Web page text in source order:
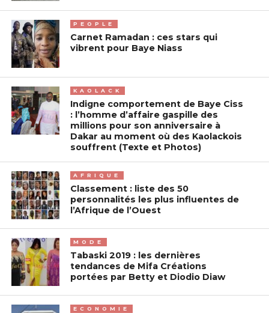
PEOPLE
Carnet Ramadan : ces stars qui
vibrent pour Baye Niass
KAOLACK
Indigne comportement de Baye Ciss
: l’homme d’affaire gaspille des
millions pour son anniversaire à
Dakar au moment où des Kaolackois
souffrent (Texte et Photos)
AFRIQUE
Classement : liste des 50
personnalités les plus influentes de
l’Afrique de l’Ouest
MODE
Tabaski 2019 : les dernières
tendances de Mifa Créations
portées par Betty et Diodio Diaw
ECONOMIE